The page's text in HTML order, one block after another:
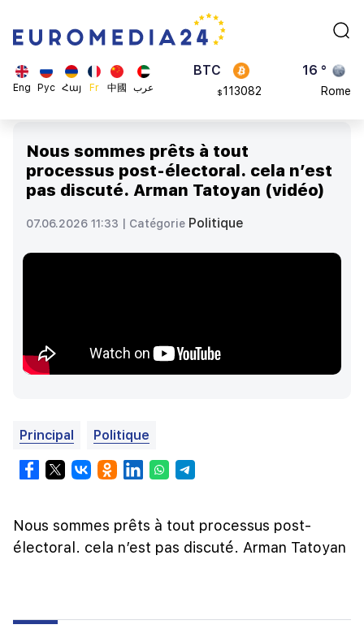
Eng Рус Հայ Fr 中國 عرب
BTC
ADA
0.868816
23 °
Madrid
Nous sommes prêts à tout
processus post-électoral. cela n’est
pas discuté. Arman Tatoyan (vidéo)
07.06.2026 11:33 | Catégorie Politique
Principal Politique
Nous sommes prêts à tout processus post-
électoral. cela n’est pas discuté. Arman Tatoyan